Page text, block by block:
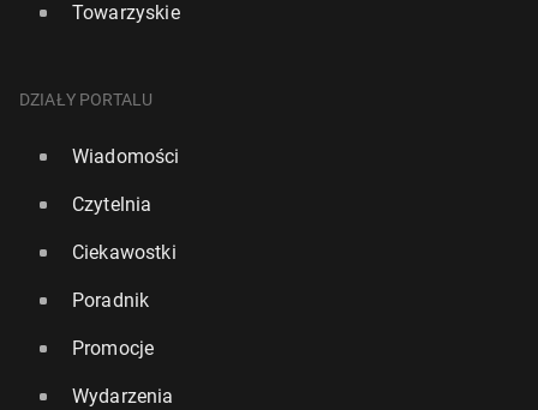
Towarzyskie
DZIAŁY PORTALU
Wiadomości
Czytelnia
Ciekawostki
Poradnik
Promocje
Wydarzenia